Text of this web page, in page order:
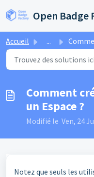
Accueil ... Comment créer
Comment
un Espace ?
Modifié le Ven, 24
Notez que seuls les